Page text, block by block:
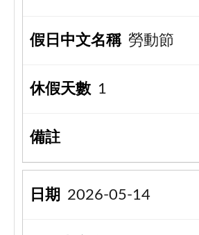
勞動節
1
2026-05-14